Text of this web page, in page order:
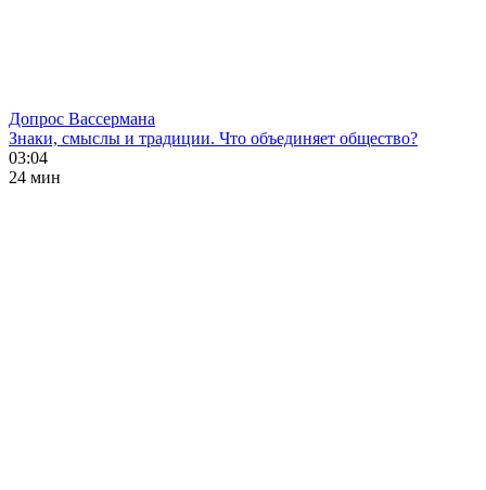
Допрос Вассермана
Знаки, смыслы и традиции. Что объединяет общество?
03:04
24 мин